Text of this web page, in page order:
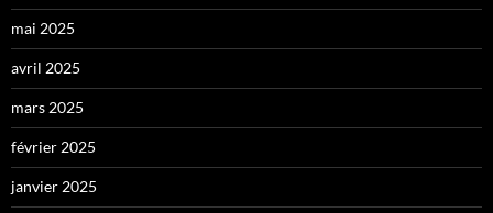
mai 2025
avril 2025
mars 2025
février 2025
janvier 2025